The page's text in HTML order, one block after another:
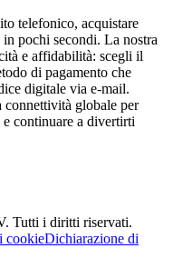
telefonico, acquistare
pochi secondi. La nostra
e affidabilità: scegli il
di pagamento che
digitale via e-mail.
connettività globale per
e continuare a divertirti
Tutti i diritti riservati.
cookieDichiarazione di